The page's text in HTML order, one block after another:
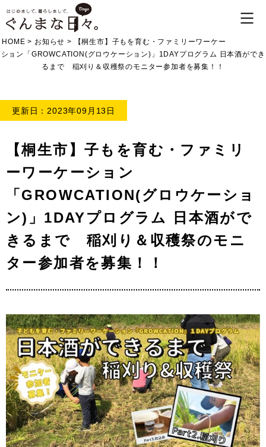
HOME > お知らせ >
【桐生市】子もを育む・ファミリーワーケー
ション「GROWCATION(グロウケーション)」1DAYプログラム 日本酒ができ
るまで 稲刈り＆収穫祭のモニター参加者を募集！！
更新日：2023年09月13日
【桐生市】子もを育む・ファミリ
ーワーケーション
「GROWCATION(グロウケーショ
ン)」1DAYプログラム 日本酒がで
きるまで 稲刈り＆収穫祭のモニ
ター参加者を募集！！